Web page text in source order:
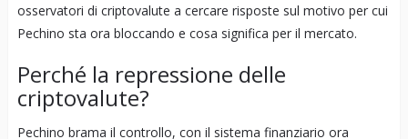
osservatori di criptovalute a cercare risposte sul motivo per cui
Pechino sta ora bloccando e cosa significa per il mercato.
Perché la repressione delle
criptovalute?
Pechino brama il controllo, con il sistema finanziario ora